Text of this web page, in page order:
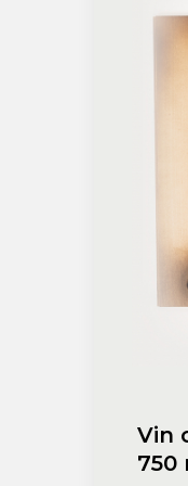
Vin
750